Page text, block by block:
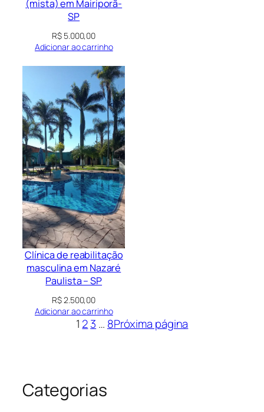
(mista) em Mairiporã-
SP
R$ 5.000,00
Adicionar ao carrinho
Clínica de reabilitação
masculina em Nazaré
Paulista – SP
R$2.500,00
Adicionar ao carrinho
1 23 … 8Próxima página
Categorias